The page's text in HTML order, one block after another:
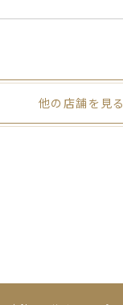
他の店舗を見る